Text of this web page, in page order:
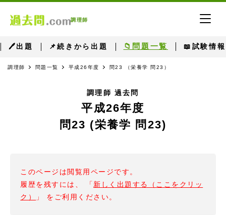
調理師
🖊出題 📌続きから出題 📁問題一覧 📖試験情報
調理師 問題一覧 平成26年度 問23 （栄養学 問23）
調理師 過去問
平成26年度
問23 (栄養学 問23)
このページは閲覧用ページです。
履歴を残すには、 「 新しく出題する（ここをクリッ
ク）
」 をご利用ください。